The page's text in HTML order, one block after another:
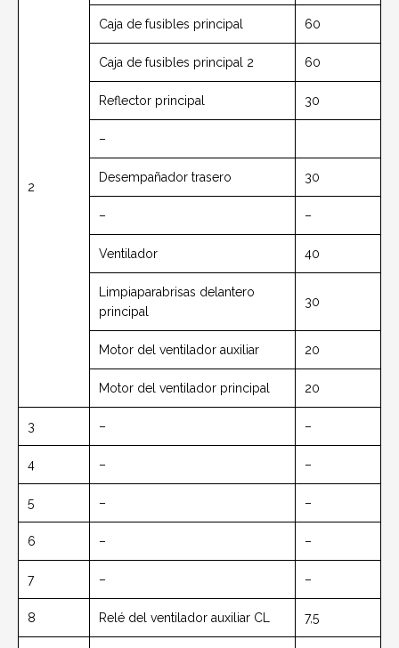
2
Caja de fusibles principal 60
Caja de fusibles principal 2 60
Reflector principal 30
–
Desempañador trasero 30
– –
Ventilador 40
Limpiaparabrisas delantero
principal
30
Motor del ventilador auxiliar 20
Motor del ventilador principal 20
3 – –
4 – –
5 – –
6 – –
7 – –
8 Relé del ventilador auxiliar CL 7,5